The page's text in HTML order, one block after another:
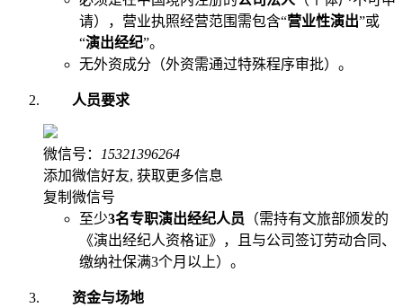
请），营业执照经营范围需包含“营业性演出”或
“演出经纪”。
无外资成分（外资需通过特殊程序审批）。
人员要求
微信号：
15321396264
添加微信好友, 获取更多信息
复制微信号
至少3名专职演出经纪人员 （需持有文旅部颁发的
《演出经纪人资格证》，且与公司签订劳动合同、
缴纳社保满3个月以上）。
资金与场地